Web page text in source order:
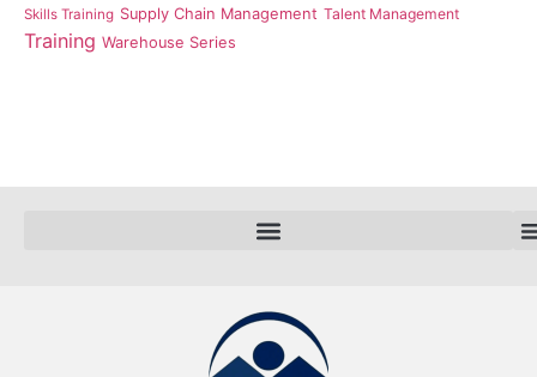
Skills Training Supply Chain Management Talent Management
Training Warehouse Series